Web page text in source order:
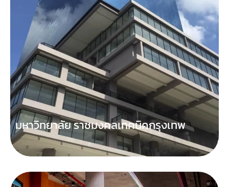
มหาวิทยาลัย ราชมงคลเทคนิคกรุงเทพ